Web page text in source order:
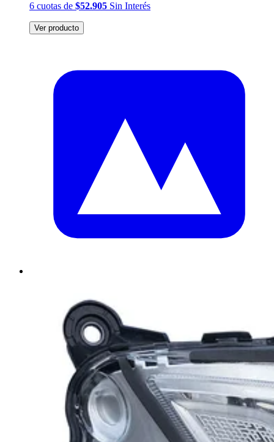
6 cuotas de $52.905 Sin Interés
Ver producto